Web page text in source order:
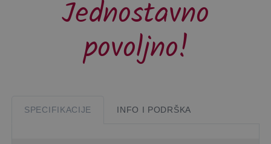
Jednostavno
povoljno!
SPECIFIKACIJE INFO I PODRŠKA